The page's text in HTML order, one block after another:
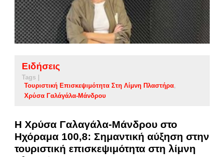
Ειδήσεις
Tags |
Τουριστική Επισκεψιμότητα Στη Λίμνη Πλαστήρα
Χρύσα Γαλάγάλα-Μάνδρου
Η Χρύσα Γαλαγάλα-Μάνδρου στο
Ηχόραμα 100,8: Σημαντική αύξηση στην
τουριστική επισκεψιμότητα στη λίμνη